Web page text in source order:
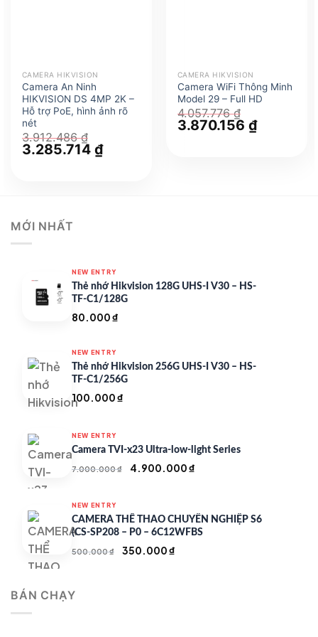
CAMERA HIKVISION
Camera An Ninh
HIKVISION DS 4MP 2K –
Hỗ trợ PoE, hình ảnh rõ
nét
3.912.486₫
Giá
gốc
3.285.714 ₫Giá
hiện
CAMERA HIKVISION
Camera WiFi Thông Minh
Model 29 – Full HD
4.057.776₫
Giá
gốc
3.870.156 ₫Giá
hiện
MỚI NHẤT
NEW ENTRY
Thẻ nhớ Hikvision 128G UHS-I V30 – HS-
TF-C1/128G
80.000₫
NEW ENTRY
Thẻ nhớ Hikvision 256G UHS-I V30 – HS-
TF-C1/256G
100.000₫
NEW ENTRY
Camera TVI-x23 Ultra-low-light Series
7.000.000₫
Giá
7.000.000 ₫.
4.900.000₫
là:
4.900.000 ₫.
NEW ENTRY
CAMERA THỂ THAO CHUYÊN NGHIỆP S6
(CS-SP208 – P0 – 6C12WFBS
500.000₫
Giá
350.000₫
BÁN CHẠY